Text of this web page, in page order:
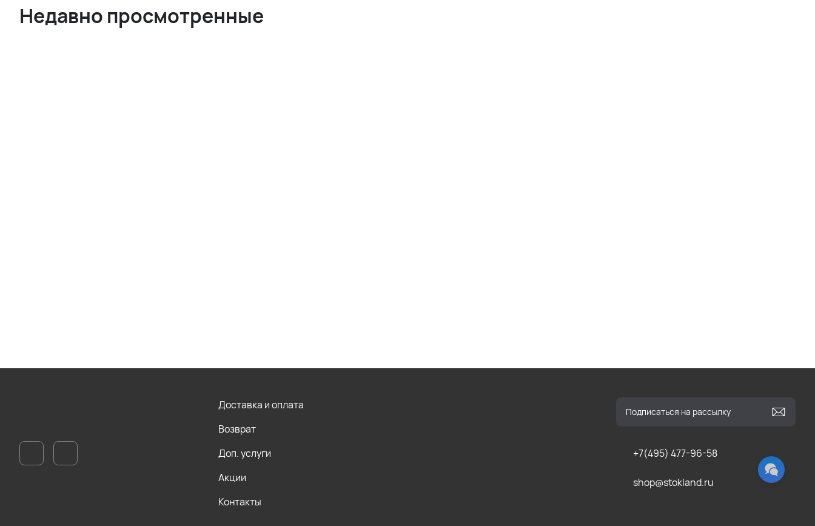
Недавно просмотренные
+7(495) 477-96-58
shop@stokland.ru
Доставка и оплата
Возврат
Доп. услуги
Акции
Контакты